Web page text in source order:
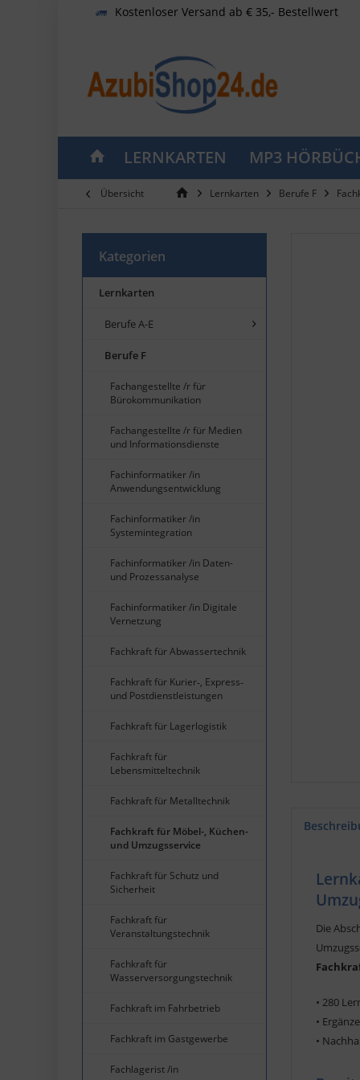
Kostenloser Versand ab € 35,- Bestellwert
LERNKARTEN MP3
Übersicht Lernkarten Berufe F
Kategorien
Lernkarten
Berufe A-E
Berufe F
Fachangestellte /r für
Bürokommunikation
Fachangestellte /r für Medien
und Informationsdienste
Fachinformatiker /in
Anwendungsentwicklung
Fachinformatiker /in
Systemintegration
Fachinformatiker /in Daten-
und Prozessanalyse
Fachinformatiker /in Digitale
Vernetzung
Fachkraft für Abwassertechnik
Fachkraft für Kurier‐, Express‐
und Postdienstleistungen
Fachkraft für Lagerlogistik
Fachkraft für
Lebensmitteltechnik
Fachkraft für Metalltechnik
Fachkraft für Möbel-, Küchen-
und Umzugsservice
Fachkraft für Schutz und
Sicherheit
Fachkraft für
Veranstaltungstechnik
Fachkraft für
Wasserversorgungstechnik
Fachkraft im Fahrbetrieb
Fachkraft im Gastgewerbe
Fachlagerist /in
Die
• 280
•
•